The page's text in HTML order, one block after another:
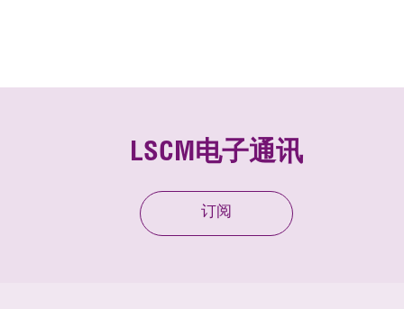
LSCM电子通讯
订阅